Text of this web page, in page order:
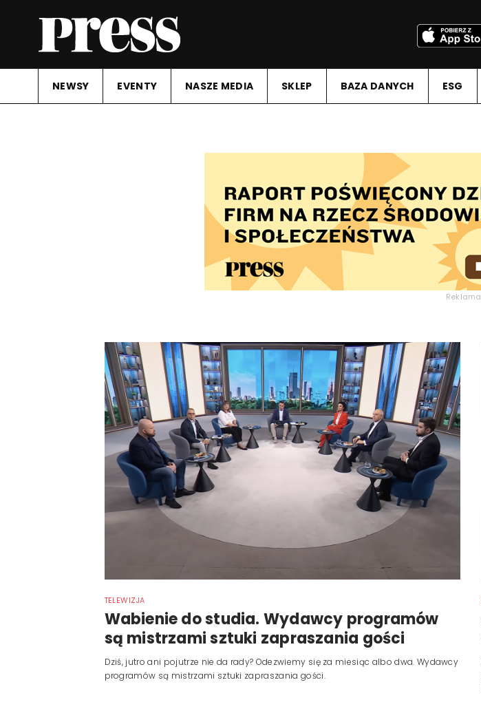
NEWSY EVENTY NASZE MEDIA SKLEP BAZA DANYCH ESG
Reklama
TELEWIZJA
Wabienie do studia. Wydawcy programów
są mistrzami sztuki zapraszania gości
Dziś, jutro ani pojutrze nie da rady? Odezwiemy się za miesiąc albo dwa. Wydawcy
programów są mistrzami sztuki zapraszania gości.